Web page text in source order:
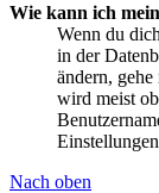
Wie kann ich
Wenn du
in der
ändern,
wird meist
Nach oben